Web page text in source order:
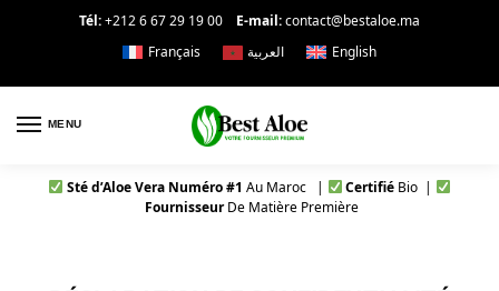
Tél:+212 6 67 29 19 00 E-mail:contact@bestaloe.ma
Français
العربية English
MENU
Sté d’Aloe Vera Numéro #1 Au Maroc | Certifié Bio |
FournisseurDe Matière Première